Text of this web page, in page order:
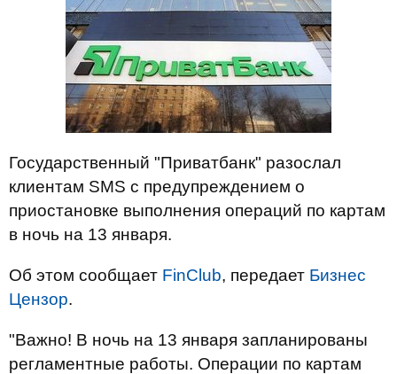
Государственный "Приватбанк" разослал
клиентам SMS с предупреждением о
приостановке выполнения операций по картам
в ночь на 13 января.
Об этом сообщает FinClub, передает Бизнес
Цензор.
"Важно! В ночь на 13 января запланированы
регламентные работы. Операции по картам